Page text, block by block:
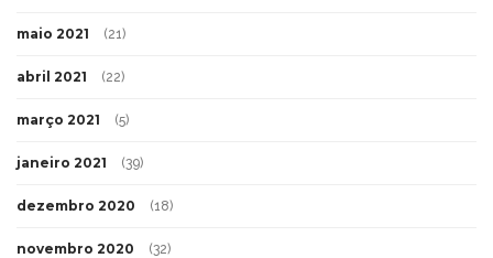
maio 2021 (21)
abril 2021 (22)
março 2021 (5)
janeiro 2021 (39)
dezembro 2020 (18)
novembro 2020 (32)